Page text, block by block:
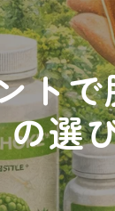
ト
の選